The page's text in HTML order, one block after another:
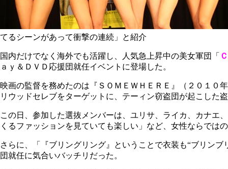
てるシーンがあって衝撃の連続」と紹介
国内だけでなく海外でも活躍し、人気急上昇中の美女軍団「
ａｙ＆ＤＶＤ応援団就任イベント に登場した。
映画の監督を務めたのは『ＳＯＭＥＷＨＥＲＥ』（２０１０
リウッドセレブをターゲットに、テーィン窃盗団が起こした
この日、参加した選抜メンバーは、ユリサ、ライカ、カナエ
くるファッションを見ていても楽しい」など、女性ならでは
さらに、「『ブリングリング』ということで衣装も“ブリン
団就任に気合いバッチリだった。